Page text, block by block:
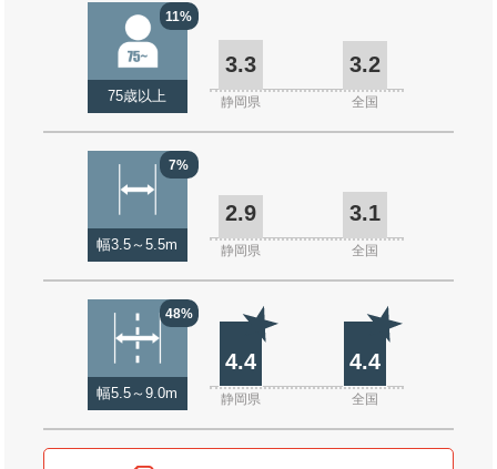
11%
75歳以上
3.3 3.2
静岡県 全国
7%
幅3.5～5.5m
2.9 3.1
静岡県 全国
48%
幅5.5～9.0m
4.4 4.4
静岡県 全国